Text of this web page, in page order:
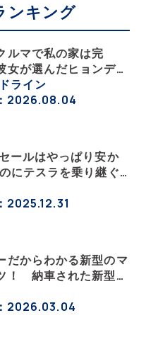
ンキング
ルマで私の家は完
女が選んだヒョンデ
5」の「エネルギーハ
生活【ななみんEVレ
ライン
2026.08.04
ールはやっぱり安か
にテスラを乗り継ぐ
いうこと？ 【テスラ
った大学教授のEV生
2025.12.31
だからわかる新型のマ
！ 納車された新型を
ルＹと細部まで比べて
スラ沼にはまった大学
2026.03.04